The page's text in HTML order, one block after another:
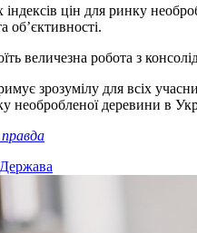
цін для ринку
об’єктивності.
величезна робота з
зрозумілу для всіх
необробленої деревини в
Держава